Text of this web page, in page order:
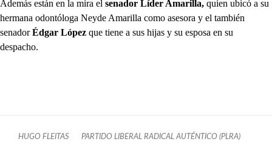
Además están en la mira el senador Líder Amarilla, quien ubicó a su
hermana odontóloga Neyde Amarilla como asesora y el también
senadorÉdgar López que tiene a sus hijas y su esposa en su
despacho.
HUGO FLEITAS PARTIDO LIBERAL RADICAL AUTÉNTICO (PLRA)